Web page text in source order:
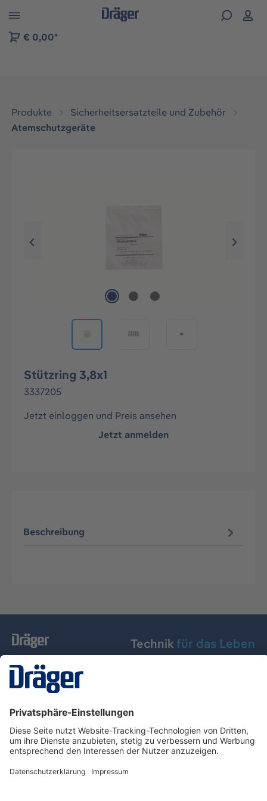
der B2B-Plattform springen
€ 0,00*
Produkte
Sicherheitsersatzteile und Zubehör
Atemschutzgeräte
Stützring 3,8x1
3337205
Jetzt einloggen und Preis ansehen
Jetzt anmelden
Beschreibung
Technik für das Leben
Dräger Austria GmbH
Über Dräger
Informationen